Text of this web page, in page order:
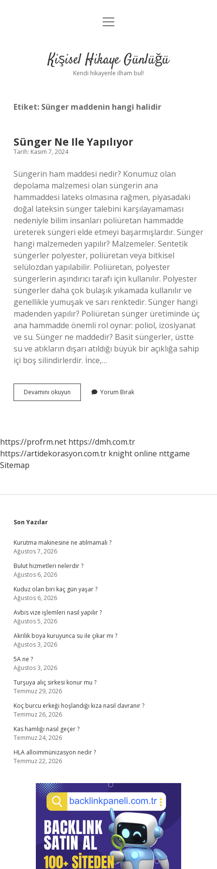
Anasayfa
Yasal Uyarı
menüyü
Kişisel Hikaye Günlüğü
Kendi hikayenle ilham bul!
Etiket: Sünger maddenin hangi halidir
Sünger Ne Ile Yapılıyor
Tarih: Kasım 7, 2024
Süngerin ham maddesi nedir? Konumuz olan
depolama malzemesi olan süngerin ana
hammaddesi lateks olmasına rağmen, piyasadaki
doğal lateksin sünger talebini karşılayamaması
nedeniyle bilim insanları poliüretan hammadde
üreterek süngeri elde etmeyi başarmışlardır. Sünger
hangi malzemeden yapılır? Malzemeler. Sentetik
süngerler polyester, poliüretan veya bitkisel
selülozdan yapılabilir. Poliüretan, polyester
süngerlerin aşındırıcı tarafı için kullanılır. Polyester
süngerler daha çok bulaşık yıkamada kullanılır ve
genellikle yumuşak ve sarı renktedir. Sünger hangi
madenden yapılır? Poliüretan sünger üretiminde üç
ana hammadde önemli rol oynar: poliol, izosiyanat
ve su. Sünger ne maddedir? Basit süngerler, üstte
su ve atıkların dışarı atıldığı büyük bir açıklığa sahip
içi boş silindirlerdir. İnce,…
Devamını okuyun
Ne
Yorum Bırak
https://profrm.net https://dmh.com.tr
https://artidekorasyon.com.tr knight online nttgame
Sitemap
Sidebar
Son Yazılar
Kurutma makinesine ne atılmamalı ?
Ağustos 7, 2026
Bulut hizmetleri nelerdir ?
Ağustos 6, 2026
Kuduz olan biri kaç gün yaşar ?
Ağustos 6, 2026
Avbis vize işlemleri nasıl yapılır ?
Ağustos 5, 2026
Akrilik boya kuruyunca su ile çıkar mı ?
Ağustos 3, 2026
5A ne ?
Ağustos 3, 2026
Turşuya alıç sirkesi konur mu ?
Temmuz 29, 2026
Koç burcu erkeği hoşlandığı kıza nasıl davranır ?
Temmuz 26, 2026
Kas hamlığı nasıl geçer ?
Temmuz 24, 2026
HLA alloimmünizasyon nedir ?
Temmuz 22, 2026